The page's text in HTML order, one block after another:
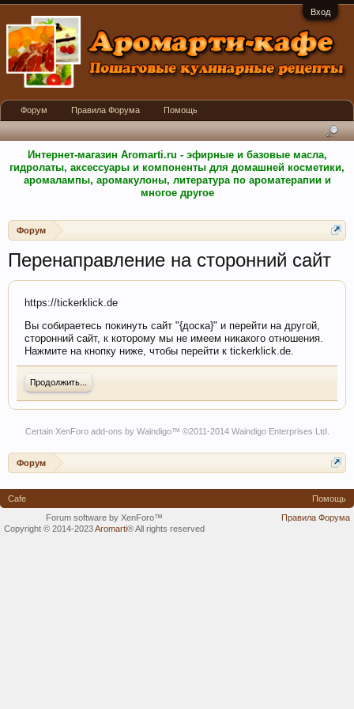
Вход
Интернет-магазин Aromarti.ru - эфирные и базовые масла,
гидролаты, аксессуары и компоненты для домашней косметики,
аромалампы, аромакулоны, литература по ароматерапии и
многое другое
Форум
Перенаправление на сторонний сайт
https://tickerklick.de
Вы собираетесь покинуть сайт "{доска}" и перейти на другой,
сторонний сайт, к которому мы не имеем никакого отношения.
Нажмите на кнопку ниже, чтобы перейти к tickerklick.de.
Продолжить...
Certain XenForo add-ons by Waindigo™ ©2011-2014 Waindigo Enterprises Ltd.
Форум
Форум Правила Форума Помощь
Cafe
Помощь
Правила Форума
Forum software by XenForo™
Copyright © 2014-2023Aromarti®All rights reserved